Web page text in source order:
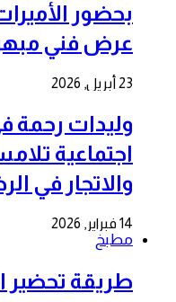
بحضور
عرض فني
23 أبريل, 2026
اجتماعية
والاتجار في
14 فبراير, 2026
مطبخ
طريقة تحضير